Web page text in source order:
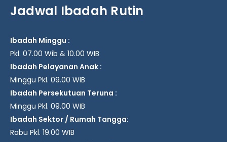
Jadwal Ibadah Rutin
Ibadah Minggu :
Pkl. 07.00 Wib & 10.00 WIB
Ibadah Pelayanan Anak :
Minggu Pkl. 09.00 WIB
Ibadah Persekutuan Teruna :
Minggu Pkl. 09.00 WIB
Ibadah Sektor / Rumah Tangga:
Rabu Pkl. 19.00 WIB